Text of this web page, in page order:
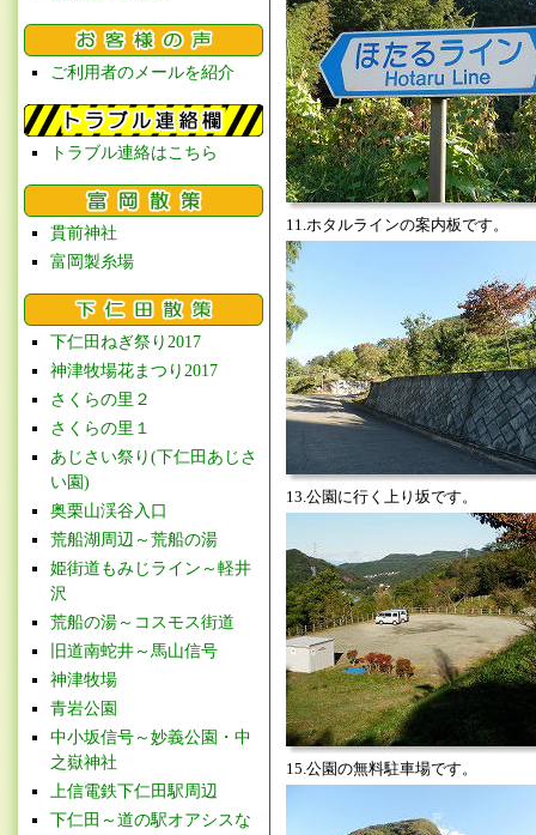
ご利用者のメールを紹介
トラブル連絡はこちら
貫前神社
富岡製糸場
下仁田ねぎ祭り2017
神津牧場花まつり2017
さくらの里２
さくらの里１
あじさい祭り(下仁田あじさ
い園)
奥栗山渓谷入口
荒船湖周辺～荒船の湯
姫街道もみじライン～軽井
沢
荒船の湯～コスモス街道
旧道南蛇井～馬山信号
神津牧場
青岩公園
中小坂信号～妙義公園・中
之嶽神社
上信電鉄下仁田駅周辺
下仁田～道の駅オアシスな
11.ホタルラインの案内板です。
13.公園に行く上り坂です。
15.公園の無料駐車場です。